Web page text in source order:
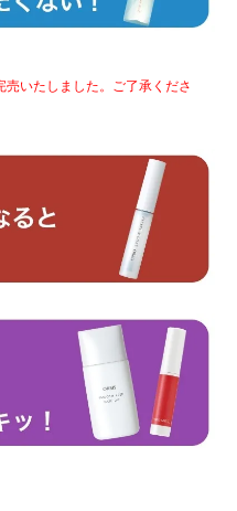
いたしました。ご了承くださ